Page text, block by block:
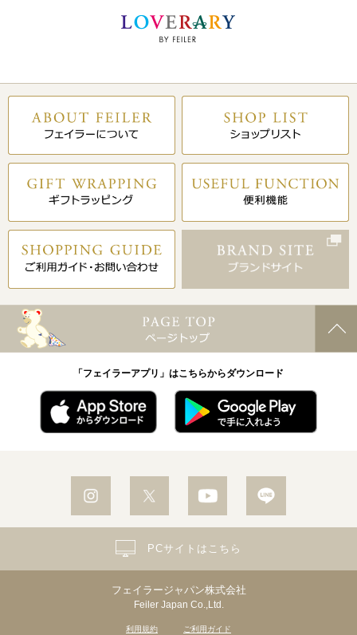
「フェイラーアプリ」はこちらからダウンロード
フェイラージャパン株式会社
Feiler Japan Co.,Ltd.
利用規約 ご利用ガイド
PCサイトはこちら